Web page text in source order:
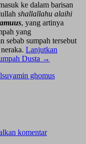
ke dalam barisan
shallallahu alaihi
, yang artinya
yang
sebab sumpah tersebut
Lanjutkan
Dusta →
yamin ghomus
komentar